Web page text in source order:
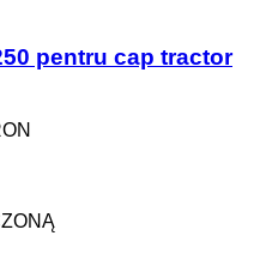
pentru cap tractor